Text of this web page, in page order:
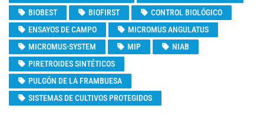
BIOBEST
BIOFIRST
CONTROL BIOLÓGICO
ENSAYOS DE CAMPO
MICROMUS ANGULATUS
MICROMUS-SYSTEM
MIP
NIAB
PIRETROIDES SINTÉTICOS
PULGÓN DE LA FRAMBUESA
SISTEMAS DE CULTIVOS PROTEGIDOS